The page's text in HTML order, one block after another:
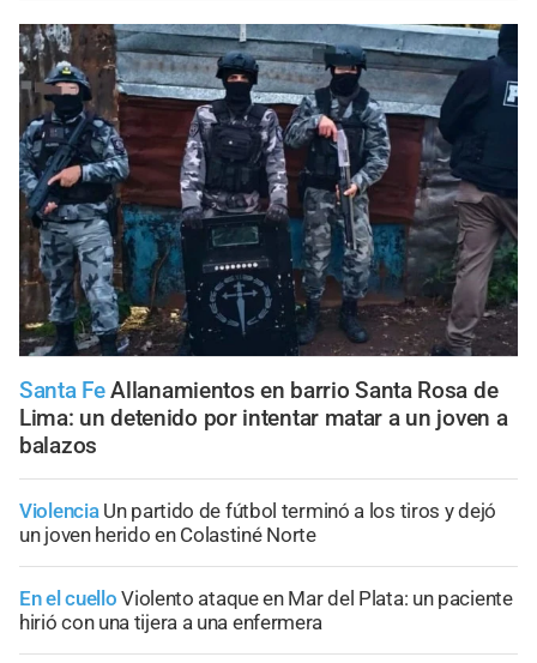
Santa Fe Allanamientos en barrio Santa Rosa de
Lima: un detenido por intentar matar a un joven a
balazos
Violencia Un partido de fútbol terminó a los tiros y dejó
un joven herido en Colastiné Norte
En el cuello Violento ataque en Mar del Plata: un paciente
hirió con una tijera a una enfermera